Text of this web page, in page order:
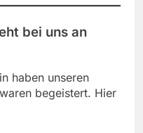
bei uns an
haben unseren
begeistert. Hier